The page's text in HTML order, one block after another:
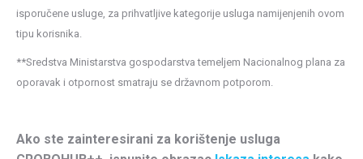
isporučene usluge, za prihvatljive kategorije usluga namijenjenih ovom
tipu korisnika.
**Sredstva Ministarstva gospodarstva temeljem Nacionalnog plana za
oporavak i otpornost smatraju se državnom potporom.
Ako ste zainteresirani za korištenje usluga